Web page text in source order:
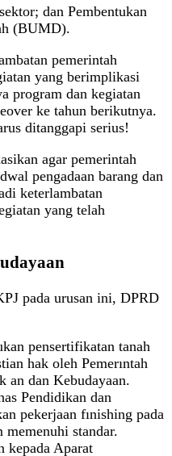
dan Pembentukan
(BUMD).
pemerintah
yang berimplikasi
program dan kegiatan
ke tahun berikutnya.
ditanggapi serius!
agar pemerintah
pengadaan barang dan
keterlambatan
yang telah
pada urusan ini, DPRD
pensertifikatan tanah
hak oleh Pemerıntah
an dan Kebudayaan.
Pendidikan dan
pekerjaan fınishing pada
standar.
kepada Aparat